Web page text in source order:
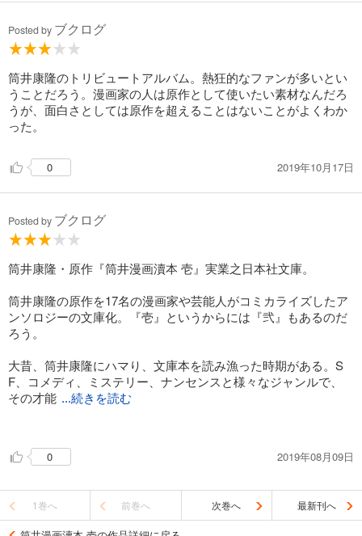
Posted by ブクログ
筒井康隆のトリビュートアルバム。熱狂的なファンが多いとい
うことだろう。漫画家の人は原作として使いたい素材なんだろ
うが、面白さとしては原作を超えることはないことがよくわか
った。
0 2019年10月17日
Posted by ブクログ
筒井康隆・原作『筒井漫画瀆本 壱』実業之日本社文庫。
筒井康隆の原作を17名の漫画家や芸能人がコミカライズしたア
ンソロジーの文庫化。『壱』というからには『弐』もあるのだ
ろう。
大昔、筒井康隆にハマり、文庫本を読み漁った時期がある。S
F、コメディ、ミステリー、ナンセンスと様々なジャンルで、
その才能 ...続きを読む
つて、筒井康隆が自らの作品を漫画化した『筒井康隆全漫画』
も読んだが、漫画家により解釈や表現の仕方に特徴があり、興
収録作品は、内田春菊『ムロジェクに感謝』、相原コージ『死
にかた』、吾妻ひでお『池猫』、 いしいひさいち『大富豪刑
0 2019年08月09日
1巻へ 前巻へ 次巻へ 最新刊へ